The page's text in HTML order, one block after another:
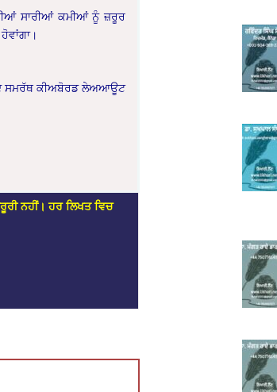
ਸਾਰੀਆਂ ਕਮੀਆਂ ਨੂੰ ਜ਼ਰੂਰ
ਸਮਰੱਥ ਕੀਅਬੋਰਡ ਲੇਅਆਊਟ
ਨਹੀਂ। ਹਰ ਲਿਖਤ ਵਿਚ